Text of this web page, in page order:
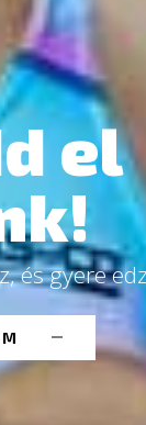
el
és gyere